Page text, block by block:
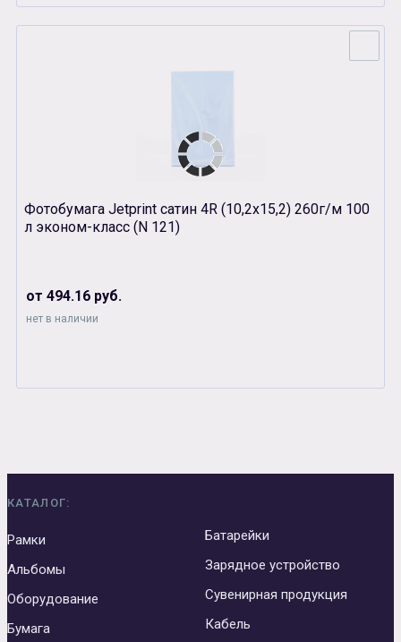
Фотобумага Jetprint сатин 4R (10,2х15,2) 260г/м 100
л эконом-класс (N 121)
от 494.16 руб.
нет в наличии
КАТАЛОГ:
Рамки
Альбомы
Оборудование
Бумага
Батарейки
Зарядное устройство
Сувенирная продукция
Кабель